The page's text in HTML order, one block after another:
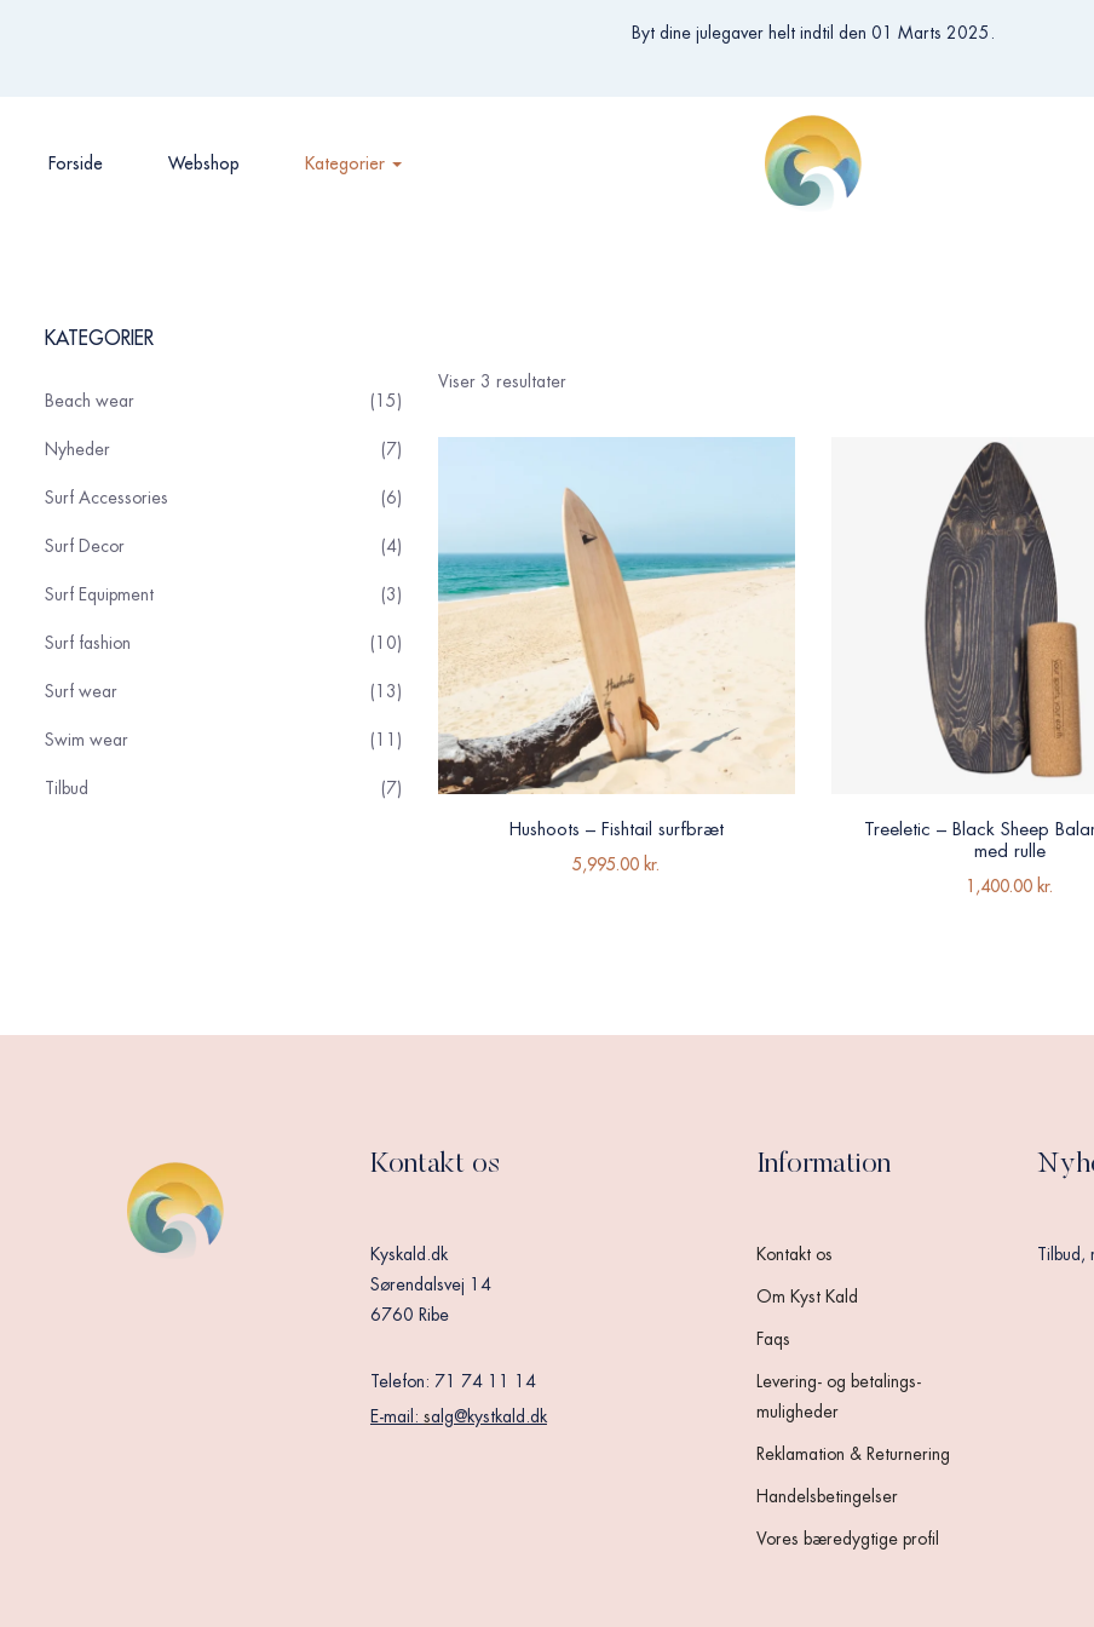
Byt dine julegaver helt indtil den 01 Marts 2025.
Forside Webshop Kategorier
KATEGORIER
Beach wear 15
Nyheder 7
Surf Accessories 6
Surf Decor 4
Surf Equipment 3
Surf fashion 10
Surf wear 13
Swim wear 11
Tilbud 7
Viser 3 resultater
Hushoots – Fishtail surfbræt
5,995.00 kr.
Treeletic – Black Sheep
med rulle
1,400.00 kr.
Kontakt os
Kyskald.dk
Sørendalsvej 14
6760 Ribe
Telefon: 71 74 11 14
E-mail: salg@kystkald.dk
Information
Kontakt os
Om Kyst Kald
Faqs
Levering- og betalings-
muligheder
Reklamation & Returnering
Handelsbetingelser
Vores bæredygtige profil
Tilbud,